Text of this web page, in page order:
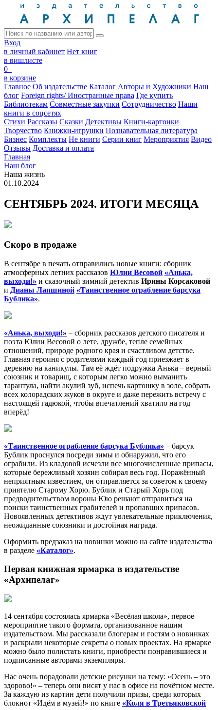
Вход
в личный кабинет Нет книг
в вишлисте
0
в корзине
Главное Об издательстве Каталог Авторы и Художники Наш
блог Foreign rights/ Иностранные права Где купить
Библиотекам Совместные закупки Сотрудничество Наши
книги в соцсетях
Стихи Рассказы Сказки Детективы Книги-картонки
Творчество Книжки-игрушки Познавательная литература
Бизнес Комплекты Не книги Серии книг Мероприятия Видео
Отзывы Доставка и оплата
Главная
Наш блог
Наша жизнь
01.10.2024
СЕНТЯБРЬ 2024. ИТОГИ МЕСЯЦА
Скоро в продаже
В сентябре в печать отправились новые книги: сборник
атмосферных летних рассказов Юлии Весовой «Анька,
выходи!» и сказочный зимний детектив Ирины Корсаковой
и Дианы Лапшиной «Таинственное ограбление барсука
Бублика».
«Анька, выходи!» – сборник рассказов детского писателя и
поэта Юлии Весовой о лете, дружбе, тепле семейных
отношений, природе родного края и счастливом детстве.
Главная героиня с родителями каждый год приезжает в
деревню на каникулы. Там её ждёт подружка Анька – верный
союзник и товарищ, с которым легко можно выманить
тарантула, найти акулий зуб, испечь картошку в золе, собрать
всех колорадских жуков в округе и даже пережить встречу с
настоящей гадюкой, чтобы впечатлений хватило на год
вперёд!
«Таинственное ограбление барсука Бублика» – барсук
Бублик проснулся посреди зимы и обнаружил, что его
ограбили. Из кладовой исчезли все многочисленные припасы,
которые бережливый хозяин собирал весь год. Поражённый
неприятным известием, он отправляется за советом к своему
приятелю Старому Хорю. Бублик и Старый Хорь под
предводительством вороны Юю решают отправиться на
поиски таинственных грабителей и пропавших припасов.
Новоявленных детективов ждут увлекательные приключения,
неожиданные союзники и достойная награда.
Оформить предзаказ на новинки можно на сайте издательства
в разделе «Каталог».
Первая книжная ярмарка в издательстве
«Архипелаг»
14 сентября состоялась ярмарка «Весёлая школа», первое
мероприятие такого формата, организованное нашим
издательством. Мы рассказали блогерам и гостям о новинках
и раскрыли некоторые секреты о новых проектах. На ярмарке
можно было полистать книги, приобрести понравившиеся и
подписанные авторами экземпляры.
Нас очень порадовали детские рисунки на тему: «Осень – это
здорово!» – теперь они висят у нас в офисе на почётном месте.
За каждую из картин дети получили призы, среди которых
блокнот «Идём в музей!» по книге «Коля в Третьяковской